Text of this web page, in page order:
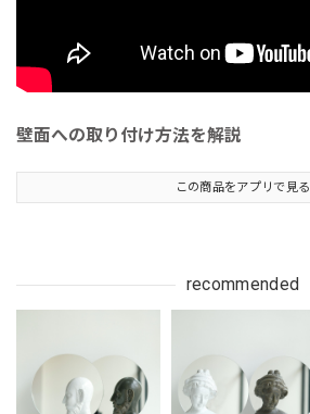
壁面への取り付け方法を解説
この商品をアプリで見る
recommended